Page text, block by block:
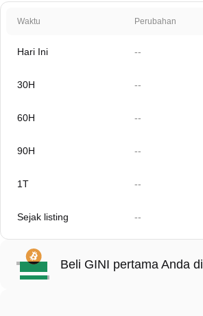
Waktu Perubahan
Hari Ini --
30H --
60H --
90H --
1T --
Sejak listing --
Beli GINI pertama Anda di